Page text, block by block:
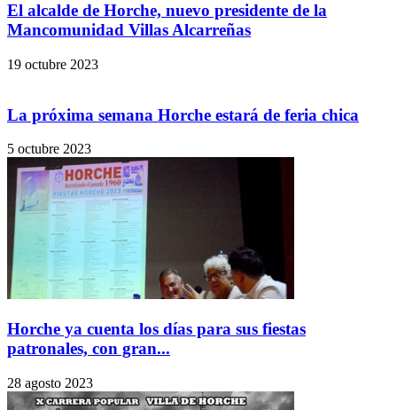
El alcalde de Horche, nuevo presidente de la
Mancomunidad Villas Alcarreñas
19 octubre 2023
La próxima semana Horche estará de feria chica
5 octubre 2023
Horche ya cuenta los días para sus fiestas
patronales, con gran...
28 agosto 2023